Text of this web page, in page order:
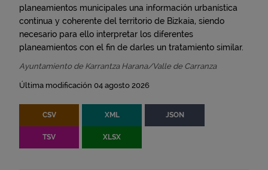
planeamientos municipales una información urbanística
continua y coherente del territorio de Bizkaia, siendo
necesario para ello interpretar los diferentes
planeamientos con el fin de darles un tratamiento similar.
Ayuntamiento de Karrantza Harana/Valle de Carranza
Última modificación 04 agosto 2026
CSV XML JSON
TSV XLSX